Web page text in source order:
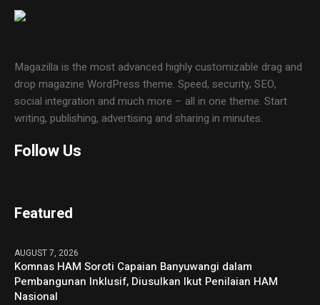
Magazilla is the most advanced highly customizable drag and
drop magazine WordPress theme. Speed, security, SEO,
social integration and much more – all in one theme. Start
writing, publishing, advertising and sharing in minutes.
Follow Us
Featured
AUGUST 7, 2026
Komnas HAM Soroti Capaian Banyuwangi dalam
Pembangunan Inklusif, Diusulkan Ikut Penilaian HAM
Nasional